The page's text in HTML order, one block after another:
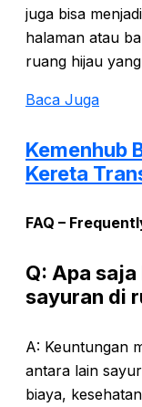
juga bisa
halaman atau
ruang hijau
Baca Juga
Kemenhub
Kereta
FAQ –
Q: Apa
sayuran di
A: Keuntungan
antara lain
biaya,